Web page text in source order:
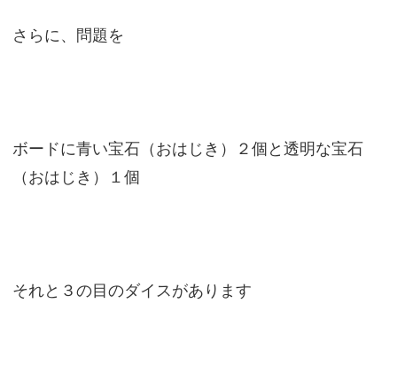
さらに、問題を
ボードに青い宝石（おはじき）２個と透明な宝石
（おはじき）１個
それと３の目のダイスがあります